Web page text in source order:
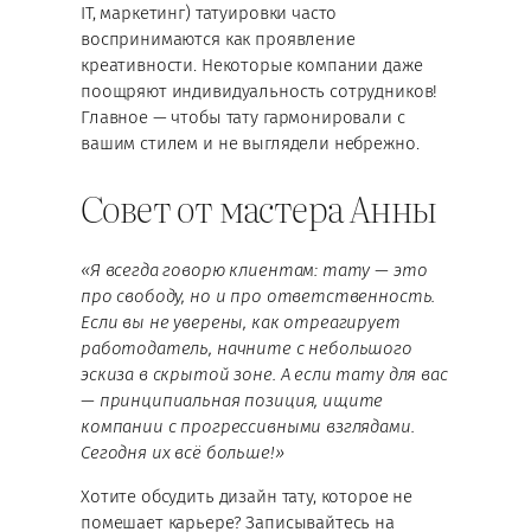
IT, маркетинг) татуировки часто
воспринимаются как проявление
креативности. Некоторые компании даже
поощряют индивидуальность сотрудников!
Главное — чтобы тату гармонировали с
вашим стилем и не выглядели небрежно.
Совет от мастера Анны
«Я всегда говорю клиентам: тату — это
про свободу, но и про ответственность.
Если вы не уверены, как отреагирует
работодатель, начните с небольшого
эскиза в скрытой зоне. А если тату для вас
— принципиальная позиция, ищите
компании с прогрессивными взглядами.
Сегодня их всё больше!»
Хотите обсудить дизайн тату, которое не
помешает карьере? Записывайтесь на